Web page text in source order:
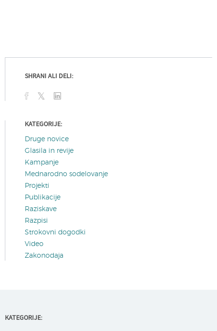
SHRANI ALI DELI:
KATEGORIJE:
Druge novice
Glasila in revije
Kampanje
Mednarodno sodelovanje
Projekti
Publikacije
Raziskave
Razpisi
Strokovni dogodki
Video
Zakonodaja
KATEGORIJE: